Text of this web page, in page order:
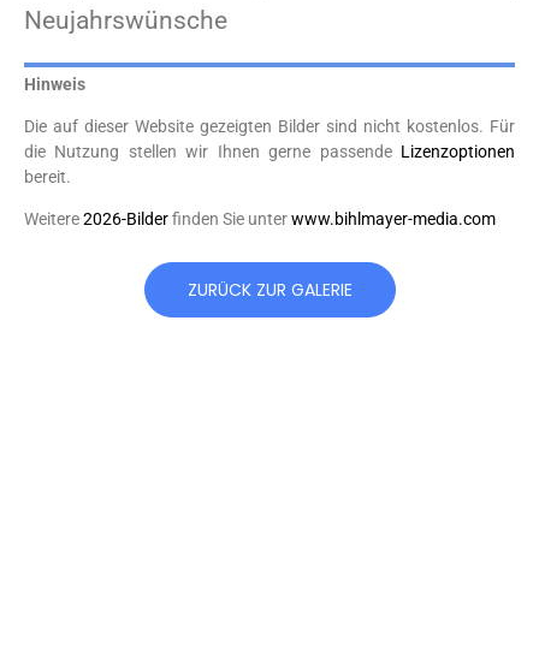
Neujahrswünsche
Hinweis
Die auf dieser Website gezeigten Bilder sind nicht kostenlos. Für
die Nutzung stellen wir Ihnen gerne passende Lizenzoptionen
bereit.
Weitere2026-Bilderfinden Sie unterwww.bihlmayer-media.com
ZURÜCK ZUR GALERIE